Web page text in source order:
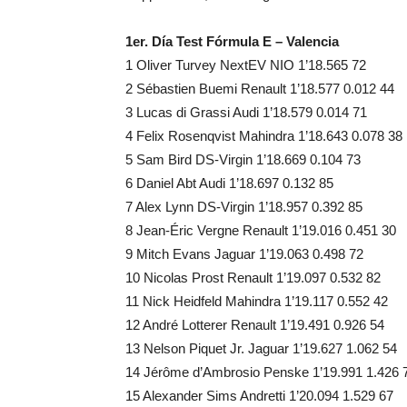
1er. Día Test Fórmula E – Valencia
1 Oliver Turvey NextEV NIO 1’18.565 72
2 Sébastien Buemi Renault 1’18.577 0.012 44
3 Lucas di Grassi Audi 1’18.579 0.014 71
4 Felix Rosenqvist Mahindra 1’18.643 0.078 38
5 Sam Bird DS-Virgin 1’18.669 0.104 73
6 Daniel Abt Audi 1’18.697 0.132 85
7 Alex Lynn DS-Virgin 1’18.957 0.392 85
8 Jean-Éric Vergne Renault 1’19.016 0.451 30
9 Mitch Evans Jaguar 1’19.063 0.498 72
10 Nicolas Prost Renault 1’19.097 0.532 82
11 Nick Heidfeld Mahindra 1’19.117 0.552 42
12 André Lotterer Renault 1’19.491 0.926 54
13 Nelson Piquet Jr. Jaguar 1’19.627 1.062 54
14 Jérôme d’Ambrosio Penske 1’19.991 1.426
15 Alexander Sims Andretti 1’20.094 1.529 67